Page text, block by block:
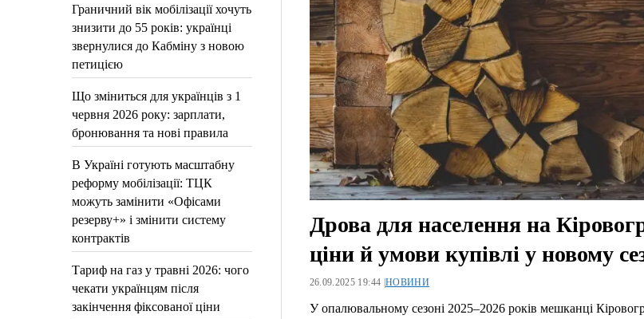
Граничний вік мобілізації хочуть
знизити до 55 років: українці
звернулися до Кабміну з новою
петицією
Що зміниться для українців з 1
червня 2026 року: зарплати,
бронювання та нові правила
В Україні готують масштабну
реформу мобілізації: ТЦК
можуть замінити «Офісами
резерву+» і змінити систему
контрактів
Тариф на газ у травні 2026: чого
чекати українцям після
закінчення фіксованої ціни
Дрова для населення на
ціни й умови купівлі у новому
26.09.2025 19:44 |НОВИНИ
У опалювальному сезоні 2025–2026 років мешканці